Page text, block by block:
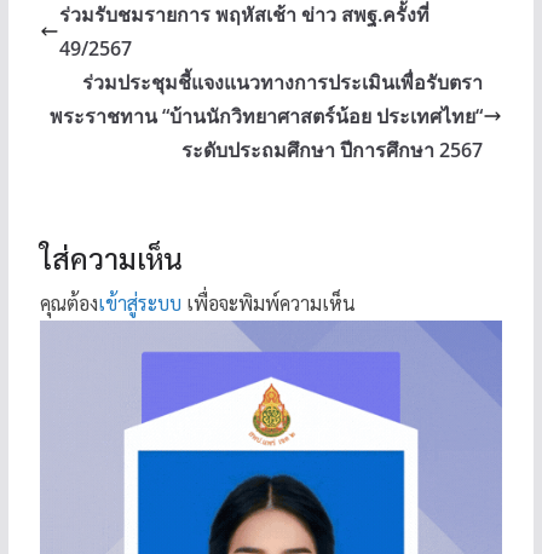
ร่วมรับชมรายการ พฤหัสเช้า ข่าว สพฐ.ครั้งที่
49/2567
ร่วมประชุมชี้แจงแนวทางการประเมินเพื่อรับตรา
พระราชทาน “บ้านนักวิทยาศาสตร์น้อย ประเทศไทย“
ระดับประถมศึกษา ปีการศึกษา 2567
ใส่ความเห็น
คุณต้องเข้าสู่ระบบ เพื่อจะพิมพ์ความเห็น